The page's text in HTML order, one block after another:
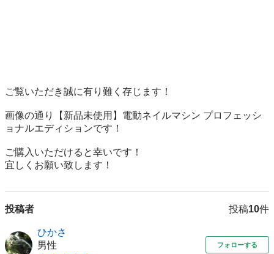
ご覧いただき誠に有り難く存じます！
画像の通り【新品未使用】電動ネイルマシン プロフェッシ
ョナルエディションです！
ご購入いただけると幸いです！
宜しくお願い致します！
投稿者 投稿10件
ひかさ
男性
フォローする